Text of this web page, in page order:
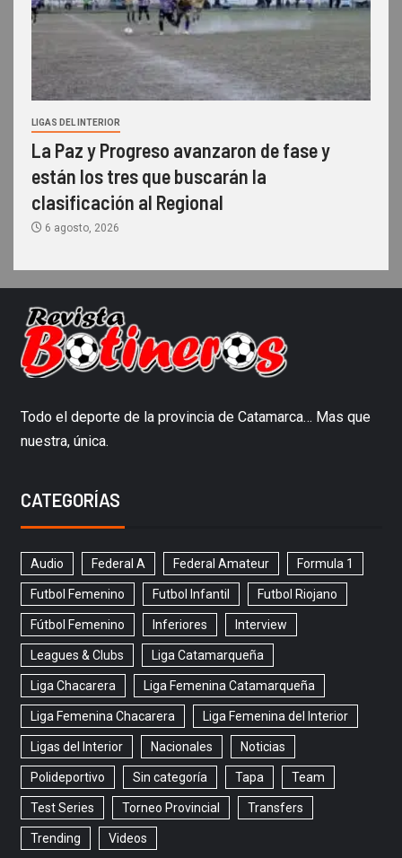
LIGAS DEL INTERIOR
La Paz y Progreso avanzaron de fase y
están los tres que buscarán la
clasificación al Regional
6 agosto, 2026
Todo el deporte de la provincia de Catamarca… Mas que
nuestra, única.
CATEGORÍAS
Audio Federal A Federal Amateur Formula 1
Futbol Femenino Futbol Infantil Futbol Riojano
Fútbol Femenino Inferiores Interview
Leagues & Clubs Liga Catamarqueña
Liga Chacarera Liga Femenina Catamarqueña
Liga Femenina Chacarera Liga Femenina del Interior
Ligas del Interior Nacionales Noticias
Polideportivo Sin categoría Tapa Team
Test Series Torneo Provincial Transfers
Trending Videos